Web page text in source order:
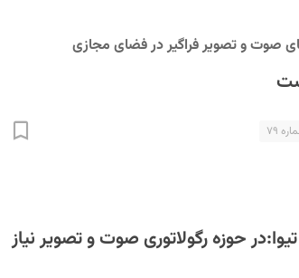
صوت و تصویر فراگیر در فضای مجازی
۷۹
حوزه رگولاتوری صوت و تصویر نیاز